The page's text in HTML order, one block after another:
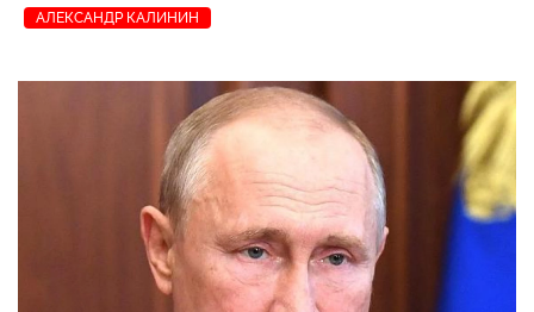
АЛЕКСАНДР КАЛИНИН